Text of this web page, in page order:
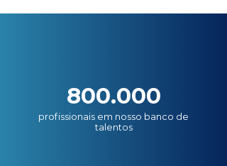
800.000
profissionais em nosso banco de
talentos